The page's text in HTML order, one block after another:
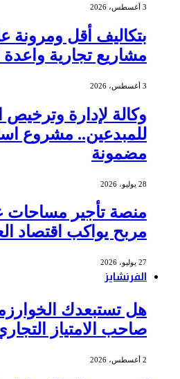
3 أغسطس، 2026
مشاريع تجارية واعدة
3 أغسطس، 2026
وكالة لإدارة
للمبدعين.. مشروع
مضمونة
28 يوليو، 2026
منصة تأجير
مربح يواكب اقتصاد
27 يوليو، 2026
الفرنشايز
هل تستبعدك
صاحب الامتياز
2 أغسطس، 2026